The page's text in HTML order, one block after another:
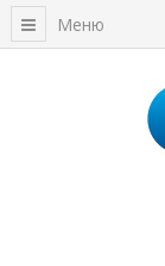
Меню